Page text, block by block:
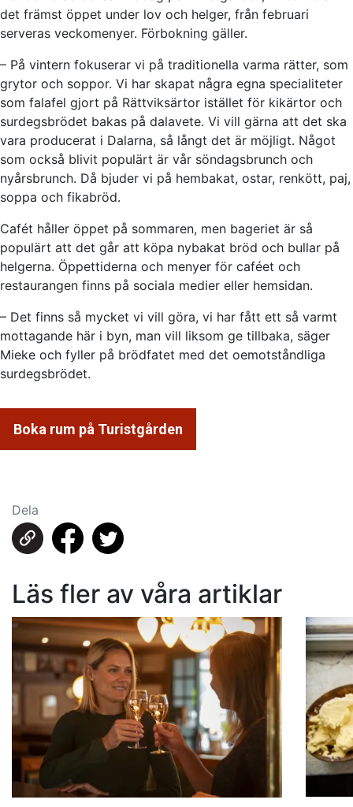
det främst öppet under lov och helger, från februari
serveras veckomenyer. Förbokning gäller.
– På vintern fokuserar vi på traditionella varma rätter, som
grytor och soppor. Vi har skapat några egna specialiteter
som falafel gjort på Rättviksärtor istället för kikärtor och
surdegsbrödet bakas på dalavete. Vi vill gärna att det ska
vara producerat i Dalarna, så långt det är möjligt. Något
som också blivit populärt är vår söndagsbrunch och
nyårsbrunch. Då bjuder vi på hembakat, ostar, renkött, paj,
soppa och fikabröd.
Cafét håller öppet på sommaren, men bageriet är så
populärt att det går att köpa nybakat bröd och bullar på
helgerna. Öppettiderna och menyer för caféet och
restaurangen finns på sociala medier eller hemsidan.
– Det finns så mycket vi vill göra, vi har fått ett så varmt
mottagande här i byn, man vill liksom ge tillbaka, säger
Mieke och fyller på brödfatet med det oemotståndliga
surdegsbrödet.
Boka rum på Turistgården
Dela
Läs fler av våra artiklar